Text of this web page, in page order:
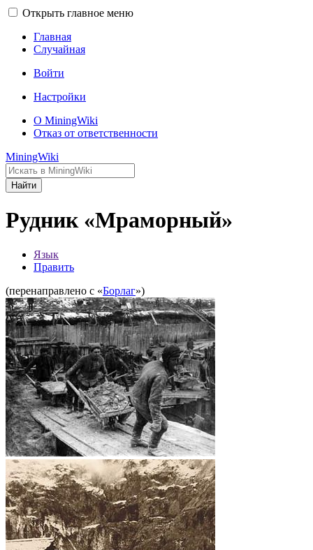
Открыть главное меню
Главная
Случайная
Войти
Настройки
О MiningWiki
Отказ от ответственности
MiningWiki
Найти
Рудник «Мраморный»
Язык
Править
(перенаправлено с «Борлаг»)